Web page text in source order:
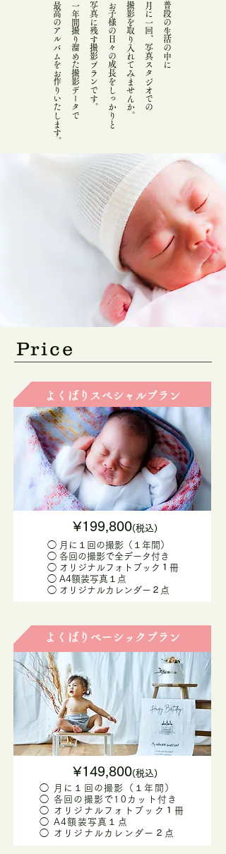
​Price
普段の生活の中に
月に一回、写真スタジオでの
撮影を取り入れてみませんか。
お子様の日々の成長をしっかりと
写真に残す撮影プランです。
一年間撮り溜めた撮影データで
​最高のアルバムをお作りいたします。
◯ 月に１回の撮影（１年間）
◯ 各回の撮影で全データ付き
​◯ オリジナルフォトブック１冊
​◯ A4額装写真１点
​◯ オリジナルカレンダー２点
¥199,800(税込)
よくばりスペシャルプラン
よくばりベーシックプラン
¥149,800(税込)
◯ 月に１回の撮影（１年間）
◯ 各回の撮影で10カット付き
​◯ オリジナルフォトブック１冊
​◯ A4額装写真１点
​◯ オリジナルカレンダー２点